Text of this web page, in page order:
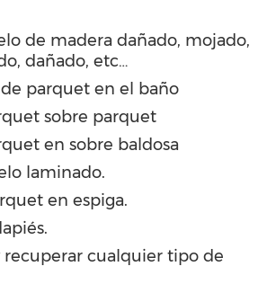
de madera dañado, mojado,
dañado, etc…
parquet en el baño
sobre parquet
en sobre baldosa
laminado.
en espiga.
recuperar cualquier tipo de